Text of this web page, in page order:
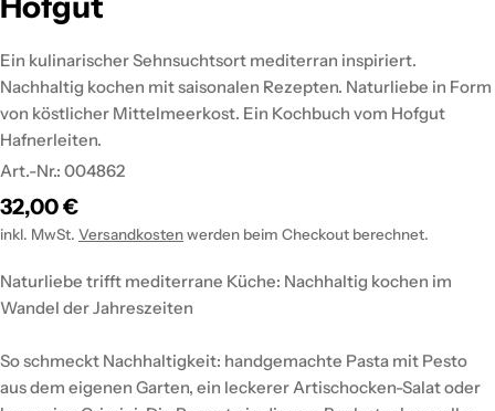
Ein kulinarischer Sehnsuchtsort mediterran inspiriert.
Nachhaltig kochen mit saisonalen Rezepten. Naturliebe in Form
von köstlicher Mittelmeerkost. Ein Kochbuch vom Hofgut
Hafnerleiten.
Art.-Nr.: 004862
Regulärer
Preis
32,00 €
inkl. MwSt. Versandkostenwerden beim Checkout berechnet.
Naturliebe trifft mediterrane Küche: Nachhaltig kochen im
Wandel der Jahreszeiten
So schmeckt Nachhaltigkeit: handgemachte Pasta mit Pesto
aus dem eigenen Garten, ein leckerer Artischocken-Salat oder